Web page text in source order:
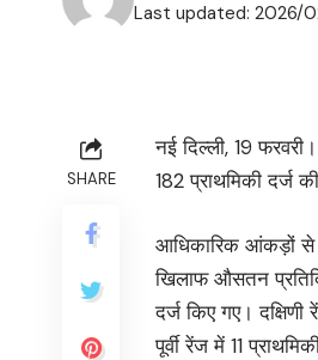
Last updated: 2026/
SHARE
नई दिल्ली, 19
182 प्राथमिकी दर्ज
आधिकारिक आंकड़ों से
खिलाफ औसतन
दर्ज किए गए।
पूर्वी रेंज में 11